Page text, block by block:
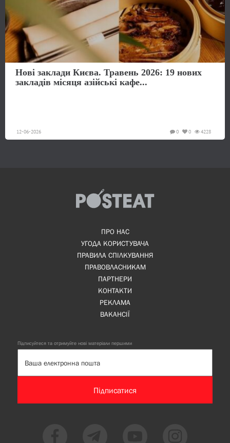
Нові заклади Києва. Травень 2026: 19 нових
закладів місяця азійські кафе...
12-06-2026 4228
0
0
ПРО НАС
УГОДА КОРИСТУВАЧА
ПРАВИЛА СПІЛКУВАННЯ
ПРАВОВЛАСНИКАМ
ПАРТНЕРИ
КОНТАКТИ
РЕКЛАМА
ВАКАНСІЇ
Підписуйтеся та отримуйте нові матеріали першими
Підписатися